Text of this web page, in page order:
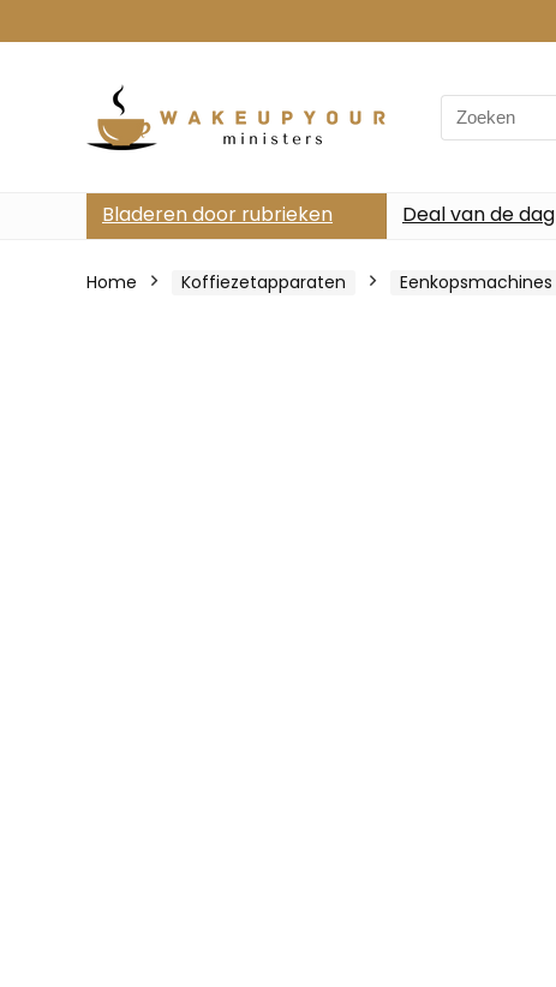
Search
for:
Bladeren door rubrieken Deal van de dag
Home Koffiezetapparaten Eenkopsmachines